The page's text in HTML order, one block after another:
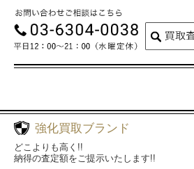
強化買取ブランド
どこよりも高く!!
納得の査定額をご提示いたします!!